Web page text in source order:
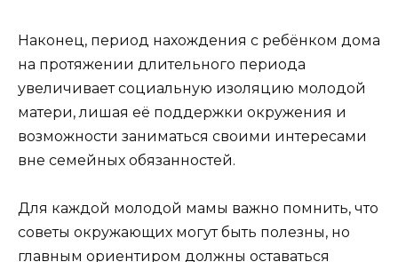
Наконец, период нахождения с ребёнком дома
на протяжении длительного периода
увеличивает социальную изоляцию молодой
матери, лишая её поддержки окружения и
возможности заниматься своими интересами
вне семейных обязанностей.
Для каждой молодой мамы важно помнить, что
советы окружающих могут быть полезны, но
главным ориентиром должны оставаться